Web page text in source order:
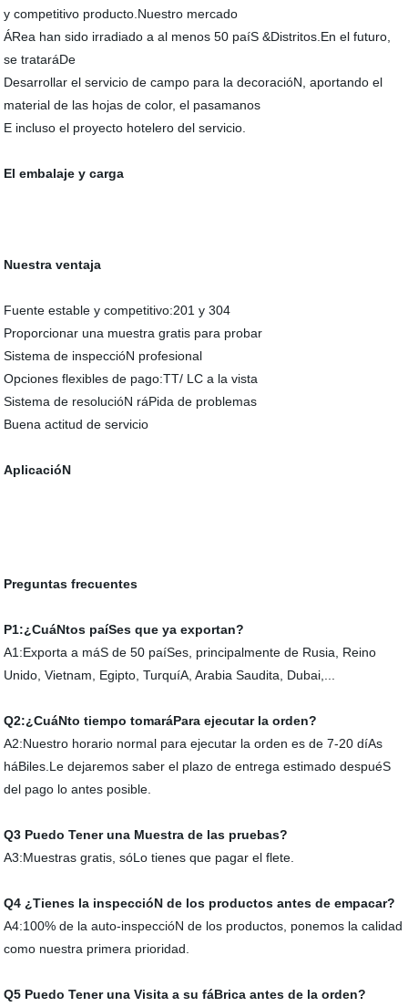
y competitivo producto.Nuestro mercado
ÁRea han sido irradiado a al menos 50 paíS &Distritos.En el futuro,
se trataráDe
Desarrollar el servicio de campo para la decoracióN, aportando el
material de las hojas de color, el pasamanos
E incluso el proyecto hotelero del servicio.
El embalaje y carga
Nuestra ventaja
Fuente estable y competitivo:201 y 304
Proporcionar una muestra gratis para probar
Sistema de inspeccióN profesional
Opciones flexibles de pago:TT/ LC a la vista
Sistema de resolucióN ráPida de problemas
Buena actitud de servicio
AplicacióN
Preguntas frecuentes
P1:¿CuáNtos paíSes que ya exportan?
A1:Exporta a máS de 50 paíSes, principalmente de Rusia, Reino
Unido, Vietnam, Egipto, TurquíA, Arabia Saudita, Dubai,...
Q2:¿CuáNto tiempo tomaráPara ejecutar la orden?
A2:Nuestro horario normal para ejecutar la orden es de 7-20 díAs
háBiles.Le dejaremos saber el plazo de entrega estimado despuéS
del pago lo antes posible.
Q3 Puedo Tener una Muestra de las pruebas?
A3:Muestras gratis, sóLo tienes que pagar el flete.
Q4 ¿Tienes la inspeccióN de los productos antes de empacar?
A4:100% de la auto-inspeccióN de los productos, ponemos la calidad
como nuestra primera prioridad.
Q5 Puedo Tener una Visita a su fáBrica antes de la orden?